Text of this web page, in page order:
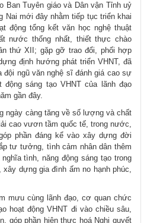
Ban Tuyên giáo và Dân vận Tỉnh uỷ
Nai mới đây nhằm tiếp tục triển khai
động tổng kết văn học nghệ thuật
nước thống nhất, thiết thực chào
thứ XII; gặp gỡ trao đổi, phối hợp
định hướng phát triển VHNT, đã
đội ngũ văn nghệ sĩ đánh giá cao sự
động sáng tạo VHNT của lãnh đạo
gần đây.
ngày càng tăng về số lượng và chất
cao vươn tầm quốc tế, trong nước,
phần đáng kể vào xây dựng đời
tư tưởng, tình cảm nhân dân thêm
tình, năng động sáng tạo trong
xây dựng gia đình ấm no hạnh phúc,
mưu cùng lãnh đạo, cơ quan chức
hoạt động VHNT đi vào chiều sâu,
góp phần hiện thực hoá Nghị quyết